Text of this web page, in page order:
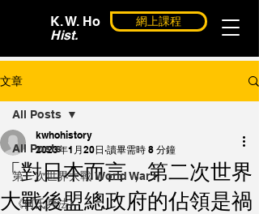
K. W. Ho
Hist.
網上課程
文章
All Posts
第一次世界大戰 World War I
《何氏兵法》
All Posts
「對日本而言，第二次世界
大戰後盟總政府的佔領是禍
kwhohistory
2023年1月20日 讀畢需時 8 分鐘